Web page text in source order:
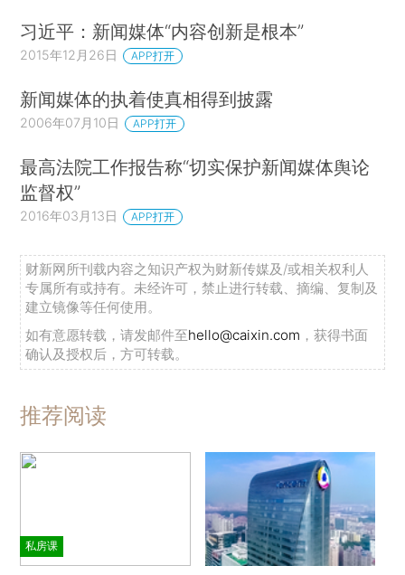
习近平：新闻媒体“内容创新是根本”
2015年12月26日 APP打开
新闻媒体的执着使真相得到披露
2006年07月10日 APP打开
最高法院工作报告称“切实保护新闻媒体舆论
监督权”
2016年03月13日 APP打开
财新网所刊载内容之知识产权为财新传媒及/或相关权利人
专属所有或持有。未经许可，禁止进行转载、摘编、复制及
建立镜像等任何使用。
如有意愿转载，请发邮件至hello@caixin.com ，获得书面
确认及授权后，方可转载。
推荐阅读
私房课